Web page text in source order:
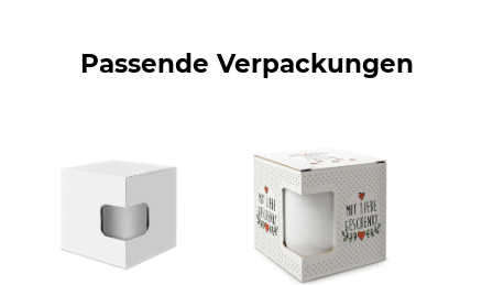
Passende Verpackungen